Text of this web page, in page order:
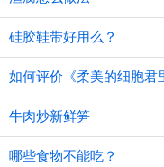
硅胶鞋带好用么？
如何评价《柔美的细胞君
牛肉炒新鲜笋
哪些食物不能吃？